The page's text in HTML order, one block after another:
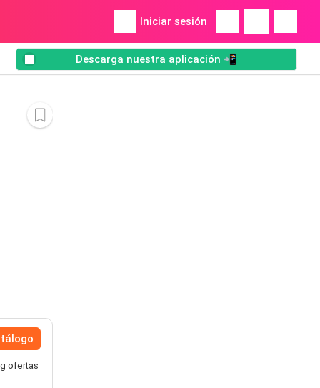
Iniciar sesión
Descarga nuestra aplicación 📲
ofertas